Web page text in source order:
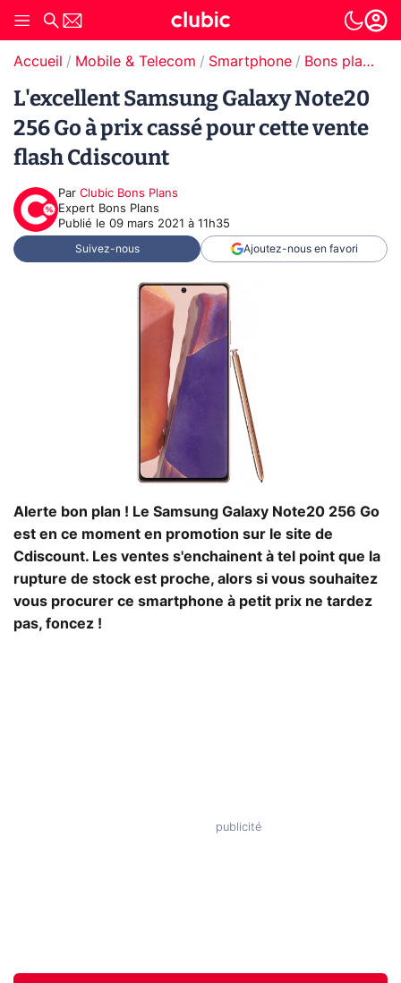
Accueil Mobile & Telecom Smartphone Bons plans Smartphones
L'excellent Samsung Galaxy Note20
256 Go à prix cassé pour cette vente
flash Cdiscount
Par Clubic Bons Plans
Expert Bons Plans
Publié le 09 mars 2021 à 11h35
Suivez-nous Ajoutez-nous en favori
Alerte bon plan ! Le Samsung Galaxy Note20 256 Go
est en ce moment en promotion sur le site de
Cdiscount. Les ventes s'enchainent à tel point que la
rupture de stock est proche, alors si vous souhaitez
vous procurer ce smartphone à petit prix ne tardez
pas, foncez !